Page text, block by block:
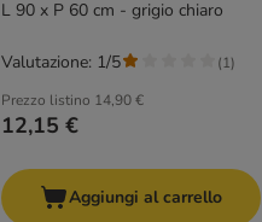
L 90 x P 60 cm - grigio chiaro
Prezzo listino 14,90 €
12,15 €
Valutazione: 1/5 (1)
Aggiungi al carrello